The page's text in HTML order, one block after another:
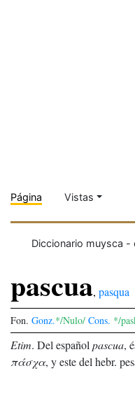
Página Vistas
Diccionario muysca
pascua, pasqua
Fon. Gonz.*/Nulo/ Cons. */
Etim. Del español pascua,
πάσχα, y este del hebr.